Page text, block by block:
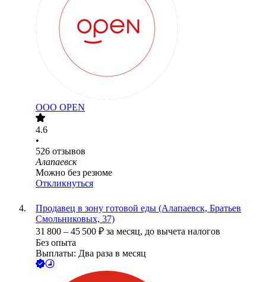
ООО OPEN
4.6
•
526 отзывов
Алапаевск
Можно без резюме
Откликнуться
Продавец в зону готовой еды (Алапаевск, Братьев
Смольниковых, 37)
31 800 – 45 500 ₽ за месяц, до вычета налогов
Без опыта
Выплаты: Два раза в месяц